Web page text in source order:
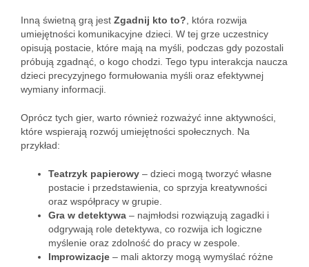
Inną świetną grą jest Zgadnij kto to? , która rozwija
umiejętności komunikacyjne dzieci. W tej grze uczestnicy
opisują postacie, które mają na myśli, podczas gdy pozostali
próbują zgadnąć, o kogo chodzi. Tego typu interakcja naucza
dzieci precyzyjnego formułowania myśli oraz efektywnej
wymiany informacji.
Oprócz tych gier, warto również rozważyć inne aktywności,
które wspierają rozwój umiejętności społecznych. Na
przykład:
Teatrzyk papierowy – dzieci mogą tworzyć własne
postacie i przedstawienia, co sprzyja kreatywności
oraz współpracy w grupie.
Gra w detektywa – najmłodsi rozwiązują zagadki i
odgrywają role detektywa, co rozwija ich logiczne
myślenie oraz zdolność do pracy w zespole.
Improwizacje – mali aktorzy mogą wymyślać różne